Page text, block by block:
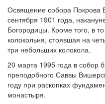
Освящение собора Покрова
сентября 1901 года,
Богородицы. Кроме того, в
колокольня, стоявшая на
три небольших колокола.
20 марта 1995 года в
преподобного Саввы
году при раскопках
монастыря.